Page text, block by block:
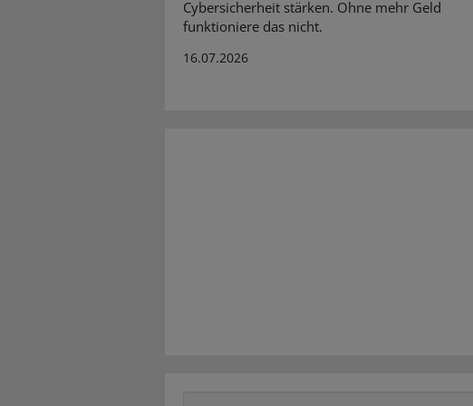
Cybersicherheit stärken. Ohne mehr Geld
funktioniere das nicht.
16.07.2026